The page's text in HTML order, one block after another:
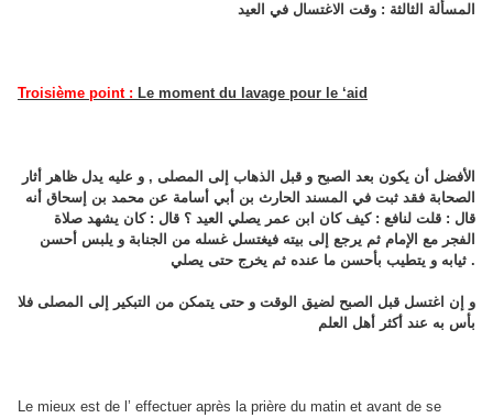
المسألة الثالثة : وقت الاغتسال في العيد
Troisième point : Le moment du lavage pour le ‘aid
الأفضل أن يكون بعد الصبح و قبل الذهاب إلى المصلى , و عليه يدل ظاهر أثار
الصحابة فقد ثبت في المسند الحارث بن أبي أسامة عن محمد بن إسحاق أنه
قال : قلت لنافع : كيف كان ابن عمر يصلي العيد ؟ قال : كان يشهد صلاة
الفجر مع الإمام ثم يرجع إلى بيته فيغتسل غسله من الجنابة و يلبس أحسن
ثيابه و يتطيب بأحسن ما عنده ثم يخرج حتى يصلي .
و إن اغتسل قبل الصبح لضيق الوقت و حتى يتمكن من التبكير إلى المصلى فلا
بأس به عند أكثر أهل العلم
Le mieux est de l’ effectuer après la prière du matin et avant de se